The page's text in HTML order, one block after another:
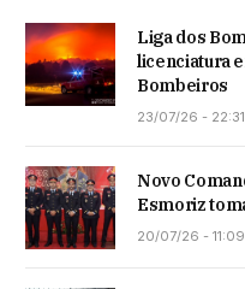
Liga dos
licenciatura
Bombeiros
23/07/26 - 22:31
Novo
Esmoriz
20/07/26 - 11:09